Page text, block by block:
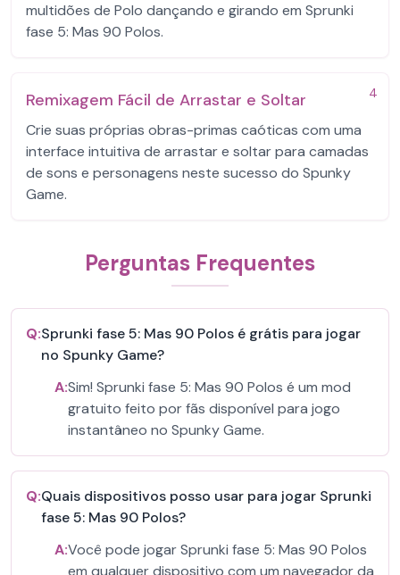
multidões de Polo dançando e girando em Sprunki
fase 5: Mas 90 Polos.
4
Remixagem Fácil de Arrastar e Soltar
Crie suas próprias obras-primas caóticas com uma
interface intuitiva de arrastar e soltar para camadas
de sons e personagens neste sucesso do Spunky
Game.
Perguntas Frequentes
Q:Sprunki fase 5: Mas 90 Polos é grátis para jogar
no Spunky Game?
A:Sim! Sprunki fase 5: Mas 90 Polos é um mod
gratuito feito por fãs disponível para jogo
instantâneo no Spunky Game.
Q:Quais dispositivos posso usar para jogar Sprunki
fase 5: Mas 90 Polos?
A:Você pode jogar Sprunki fase 5: Mas 90 Polos
em qualquer dispositivo com um navegador da